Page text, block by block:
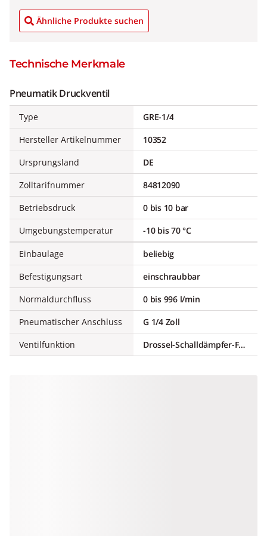
Ähnliche Produkte suchen
Technische Merkmale
Pneumatik Druckventil
Type
GRE-1/4
Hersteller Artikelnummer
10352
Ursprungsland
DE
Zolltarifnummer
84812090
Betriebsdruck
0 bis 10 bar
Umgebungstemperatur
-10 bis 70 °C
Einbaulage
beliebig
Befestigungsart
einschraubbar
Normaldurchfluss
0 bis 996 l/min
Pneumatischer Anschluss
G 1/4 Zoll
Ventilfunktion
Drossel-Schalldämpfer-Funktion